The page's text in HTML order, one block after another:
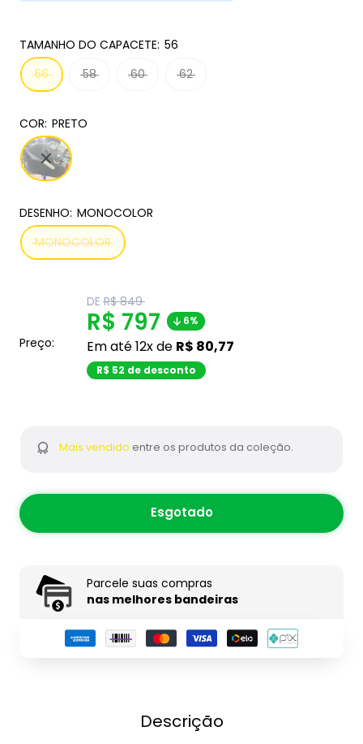
TAMANHO DO CAPACETE: 56
56
58 60 62
COR: PRETO
DESENHO: MONOCOLOR
MONOCOLOR
Preço:
DETranslation
missing:
pt-
BR.product.general.regular_price
R$ 849
Translation
missing:
pt-
R$ 797 6%
Em até 12x de R$ 80,77
R$ 52 de desconto
Mais vendido entre os produtos da coleção.
Esgotado
Parcele suas compras
nas melhores bandeiras
Descrição